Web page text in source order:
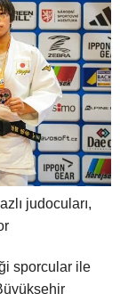
judocuları,
sporcular ile